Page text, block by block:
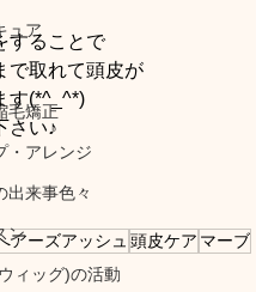
ュア
毛矯正
・アレンジ
出来事色々
ン
ィッグ)の活動
することで
で取れて頭皮が
す(*^_^*)
さい♪
アーズアッシュ 頭皮ケア マーブ